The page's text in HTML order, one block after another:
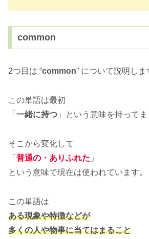
common
2つ目は “common” について説明しま
この単語は最初
「 一緒に持つ 」という意味を持ってま
そこから変化して
「 普通の・ありふれた 」
という意味で現在は使われています。
この単語は
ある現象や特徴などが
多くの人や物事に当てはまること